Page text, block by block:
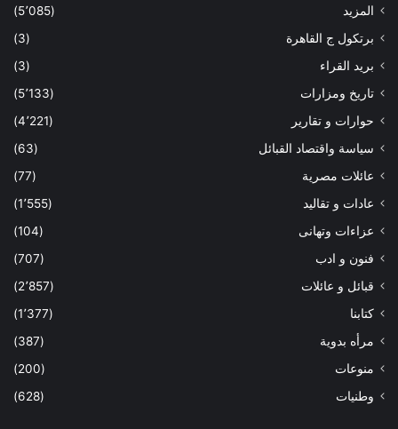
المزيد
(5٬085)
برتكول ج القاهرة
(3)
بريد القراء
(3)
تاريخ ومزارات
(5٬133)
حوارات و تقارير
(4٬221)
سياسة واقتصاد القبائل
(63)
عائلات مصرية
(77)
عادات و تقاليد
(1٬555)
عزاءات وتهانى
(104)
فنون و ادب
(707)
قبائل و عائلات
(2٬857)
كتابنا
(1٬377)
مرأه بدوية
(387)
منوعات
(200)
وطنيات
(628)